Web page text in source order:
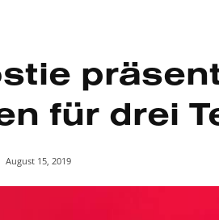
für drei
August 15, 2019